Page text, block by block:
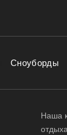
Сноуборды
Наша